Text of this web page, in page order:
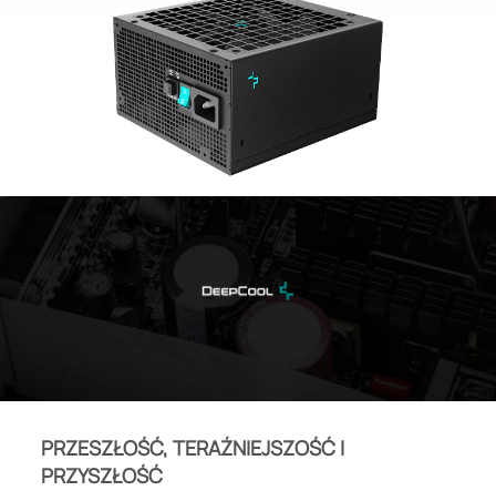
PRZESZŁOŚĆ, TERAŹNIEJSZOŚĆ I
PRZYSZŁOŚĆ